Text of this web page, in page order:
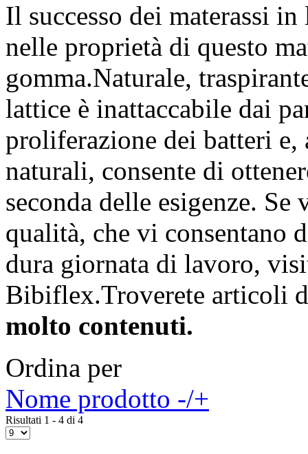
Il successo dei materassi
nelle proprietà di questo
gomma.Naturale,
lattice è inattaccabile dai
proliferazione dei batteri
naturali, consente di
seconda delle esigenze. Se
qualità, che vi consentano
dura giornata di lavoro,
Bibiflex.Troverete articoli
molto contenuti.
Ordina per
Nome prodotto -/+
Risultati 1 - 4 di 4